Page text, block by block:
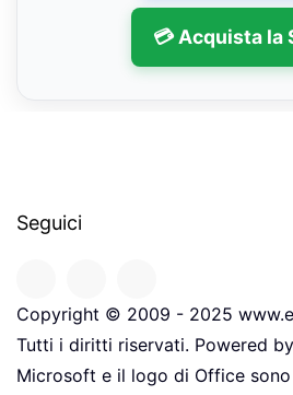
💳 Acquista la
Seguici
Copyright © 2009 - 2025
Tutti i diritti riservati. Powered
Microsoft e il logo di Office